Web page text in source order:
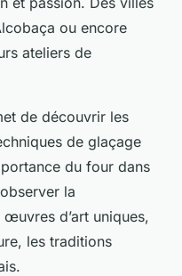
ou encore
ateliers de
de découvrir les
de glaçage
du four dans
la
d’art uniques,
les traditions